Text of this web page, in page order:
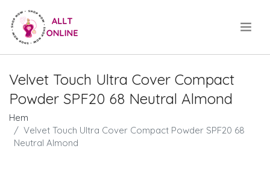
Velvet Touch Ultra Cover Compact
Powder SPF20 68 Neutral Almond
Hem
Velvet Touch Ultra Cover Compact Powder SPF20 68
Neutral Almond